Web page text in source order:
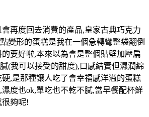
再度回去消費的產品,皇家古典巧克力
變形的蛋糕是我在一個急轉彎整袋翻倒
要好啦,本來以為會是整個貼壁加壓扁
(我可以接受的甜度),口感結實但濕潤綿
,是那種讓人吃了會幸福感洋溢的蛋糕
度也ok,單吃也不乾不膩,當早餐配杯鮮
很夠呢!